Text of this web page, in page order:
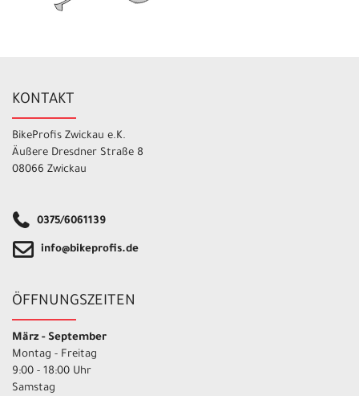
KONTAKT
BikeProfis Zwickau e.K.
Äußere Dresdner Straße 8
08066 Zwickau
0375/6061139
info@bikeprofis.de
ÖFFNUNGSZEITEN
März - September
Montag - Freitag
9:00 - 18:00 Uhr
Samstag